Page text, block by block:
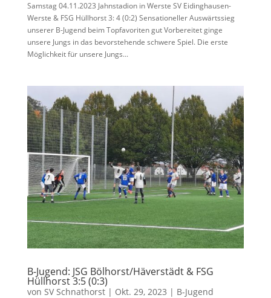
Samstag 04.11.2023 Jahnstadion in Werste SV Eidinghausen-
Werste & FSG Hüllhorst 3: 4 (0:2) Sensationeller Auswärtssieg
unserer B-Jugend beim Topfavoriten gut Vorbereitet ginge
unsere Jungs in das bevorstehende schwere Spiel. Die erste
Möglichkeit für unsere Jungs...
B-Jugend: JSG Bölhorst/Häverstädt & FSG
Hüllhorst 3:5 (0:3)
von SV Schnathorst| Okt. 29, 2023 | B-Jugend